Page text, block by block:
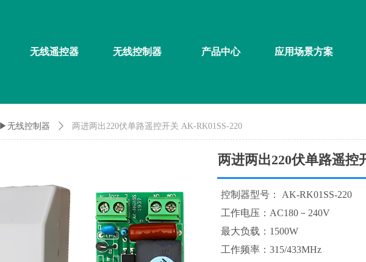
无线遥控器 无线控制器 产品中心 应用场景方案
▶无线控制器 ꄲ 两进两出220伏单路遥控开关 AK-RK01SS-220
两进两出220伏单路遥控
控制器型号： AK-RK01SS-220
工作电压：AC180－240V
最大负载：1500W
工作频率：315/433MHz